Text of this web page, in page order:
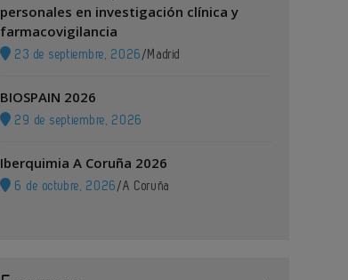
personales en investigación clínica y
farmacovigilancia
23 de septiembre, 2026 / Madrid
BIOSPAIN 2026
29 de septiembre, 2026
Iberquimia A Coruña 2026
6 de octubre, 2026 /A Coruña